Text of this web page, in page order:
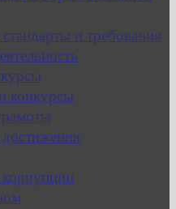
и требования
конкурсы